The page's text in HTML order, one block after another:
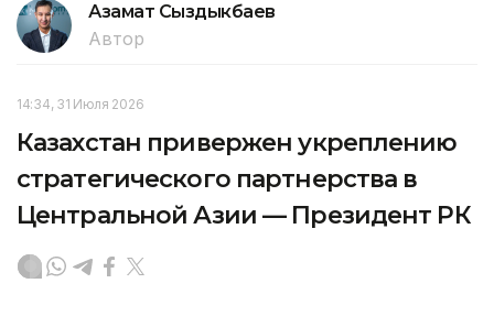
Азамат Сыздыкбаев
Автор
14:34, 31 Июля 2026
Казахстан привержен укреплению
стратегического партнерства в
Центральной Азии — Президент РК